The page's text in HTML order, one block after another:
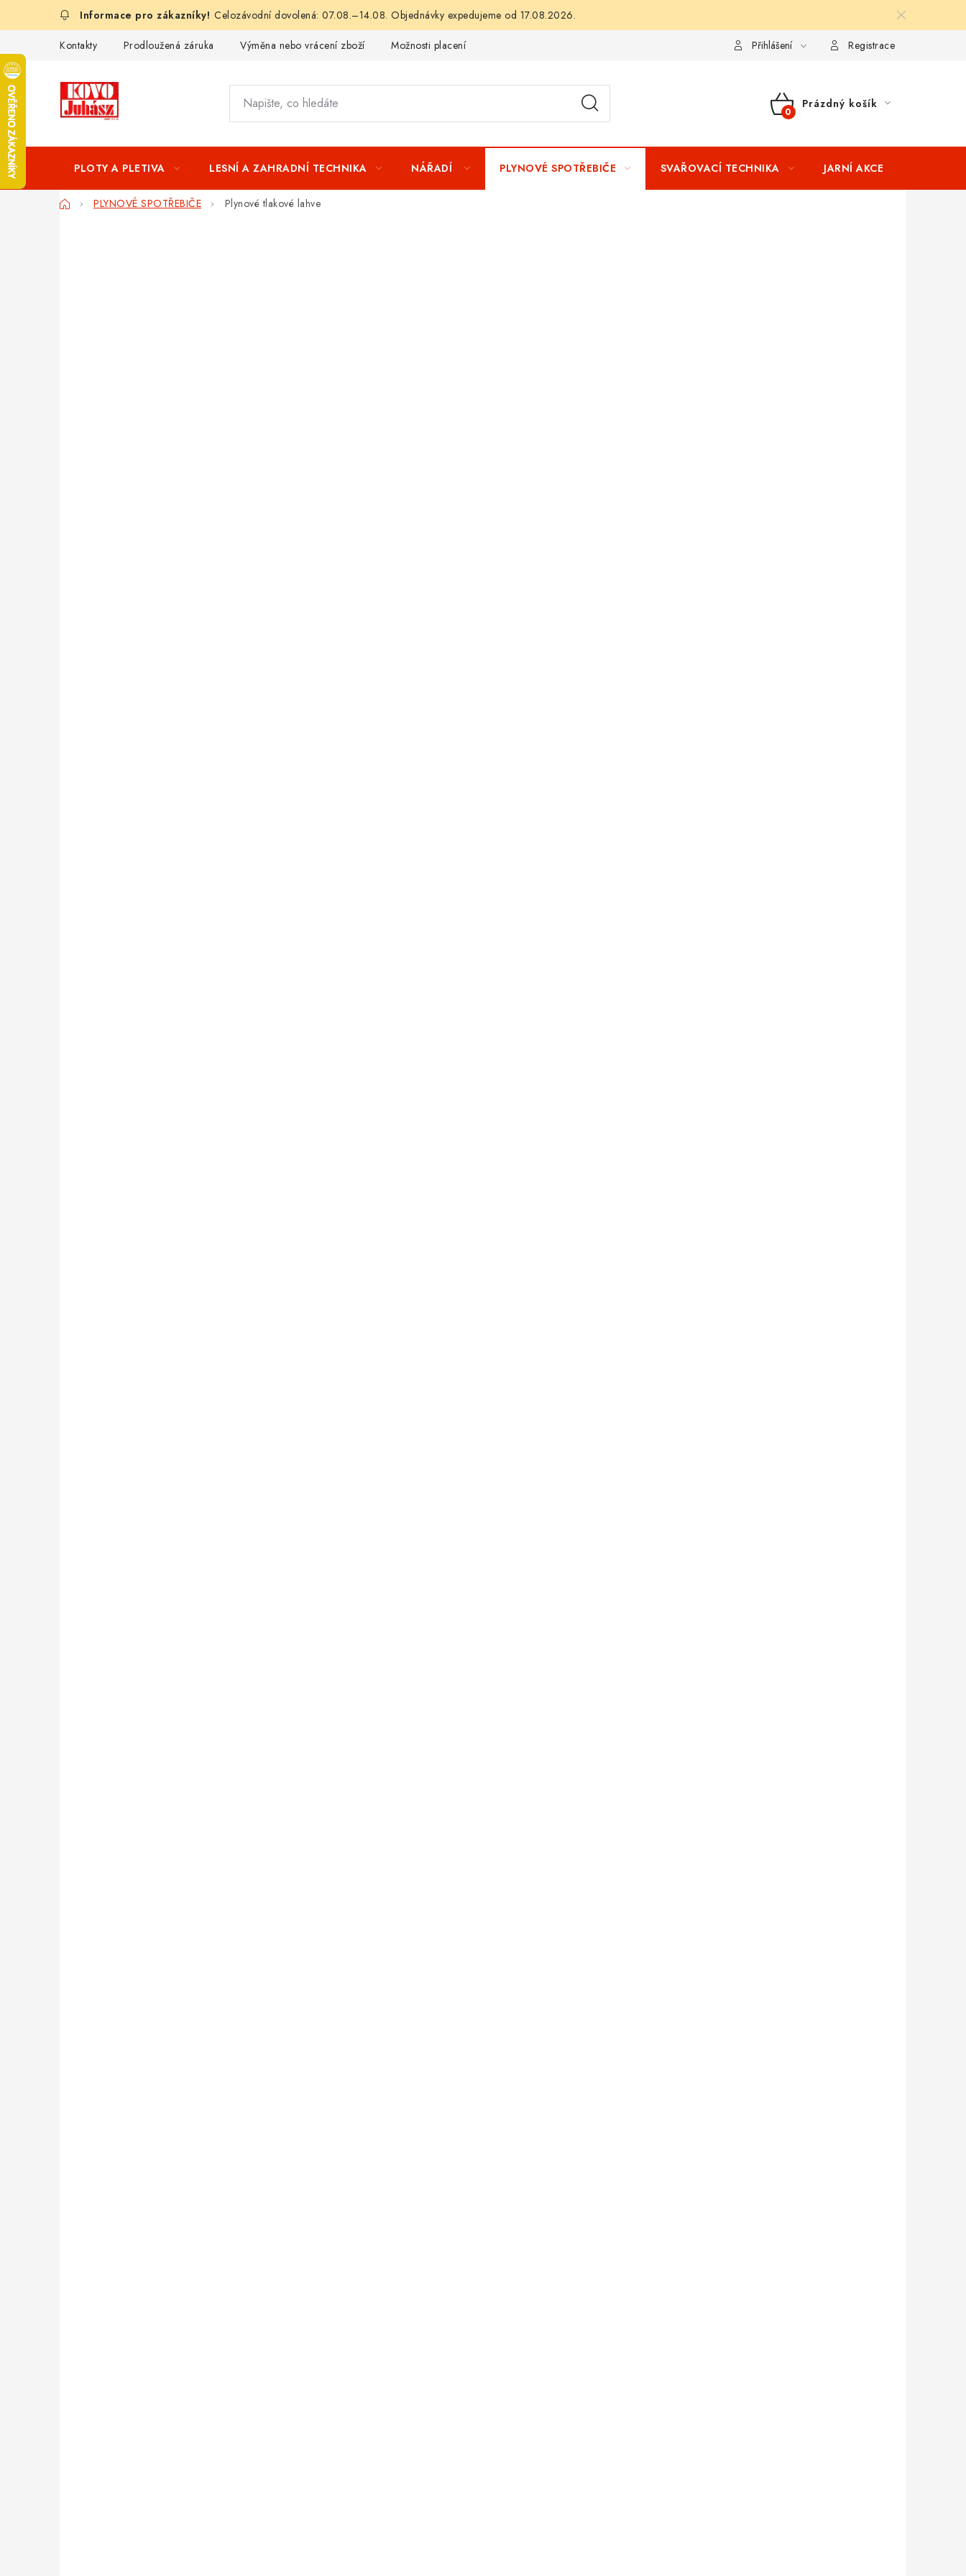
Celozávodní dovolená: 07.08.–14.08. Objednávky expedujeme od 17.08.2026.
Kontakty Prodloužená záruka Výměna nebo vrácení zboží Možnosti placení Splátkový prodej Tabulka velikostí oblečení
Přihlášení Registrace
NÁKUPNÍ
Prázdný košík
PLOTY A PLETIVA LESNÍ A ZAHRADNÍ TECHNIKA NÁŘADÍ PLYNOVÉ SPOTŘEBIČE SVAŘOVACÍ TECHNIKA JARNÍ AKCE
DomůPLYNOVÉ SPOTŘEBIČE Plynové tlakové lahve